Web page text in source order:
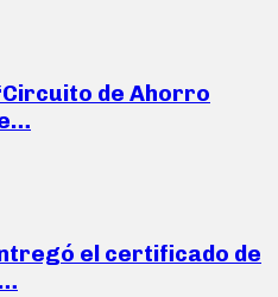
de Ahorro
el certificado de